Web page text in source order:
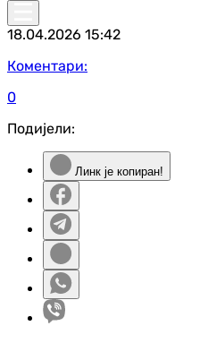
18.04.2026 15:42
Коментари:
0
Подијели:
Линк је копиран!